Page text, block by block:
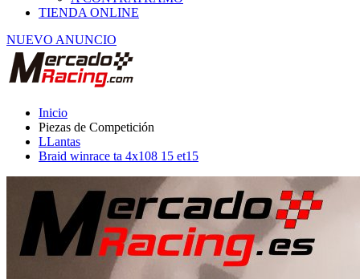
NUEVO ANUNCIO
Piezas de Competición
LLantas
Braid winrace ta 4x108 15 et15